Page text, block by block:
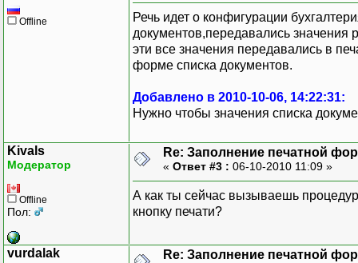
Offline
Речь идет о конфигурации
документов,передавались
эти все значения передавались в
форме списка документов.
Добавлено в 2010-10-06, 14:22:31:
Нужно чтобы значения списка
Kivals
Модератор
Offline
Пол:
Re: Заполнение печатной
« Ответ #3 : 06-10-2010 11:09 »
А как ты сейчас вызываешь
кнопку печати?
vurdalak Re: Заполнение печатной